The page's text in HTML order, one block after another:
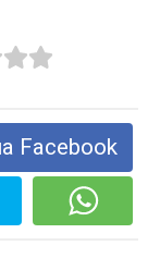
Facebook